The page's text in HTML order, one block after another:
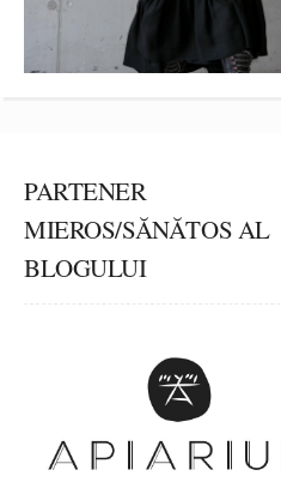
PARTENER
MIEROS/SĂNĂTOS AL
BLOGULUI